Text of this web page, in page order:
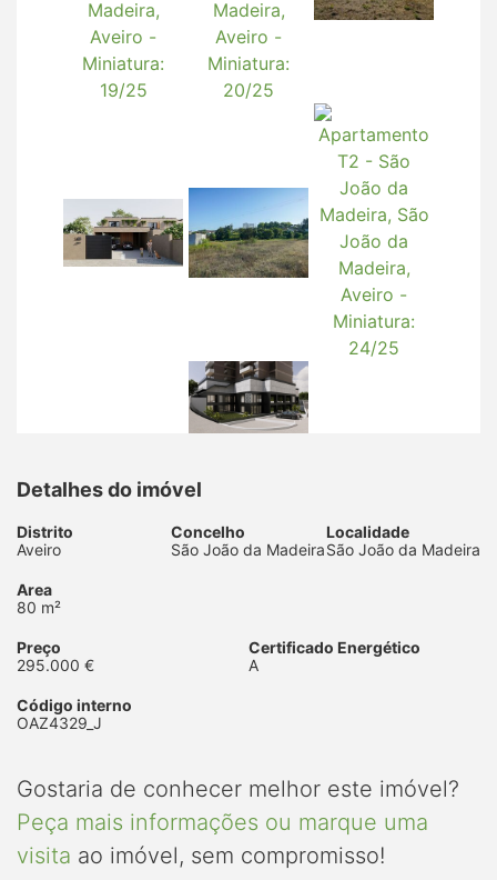
Detalhes do imóvel
Distrito
Aveiro
Concelho
São João da Madeira
Localidade
São João da Madeira
Area
80 m²
Preço
295.000 €
Certificado Energético
A
Código interno
OAZ4329_J
Gostaria de conhecer melhor este imóvel?
Peça mais informações ou marque uma
visita ao imóvel, sem compromisso!